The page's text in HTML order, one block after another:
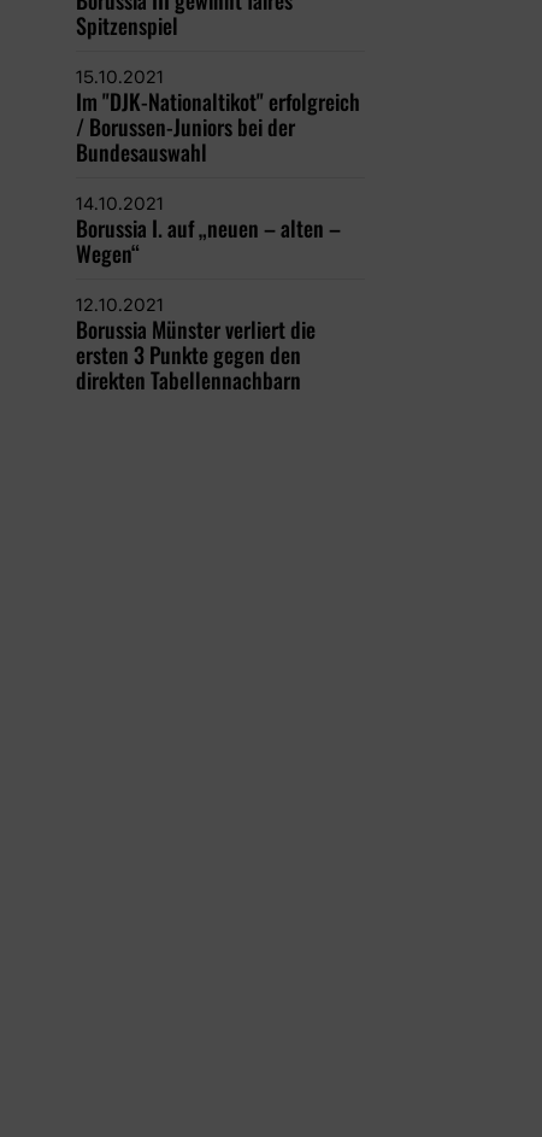
Spitzenspiel
15.10.2021
Im "DJK-Nationaltikot" erfolgreich
/ Borussen-Juniors bei der
Bundesauswahl
14.10.2021
Borussia I. auf „neuen – alten –
Wegen“
12.10.2021
Borussia Münster verliert die
ersten 3 Punkte gegen den
direkten Tabellennachbarn